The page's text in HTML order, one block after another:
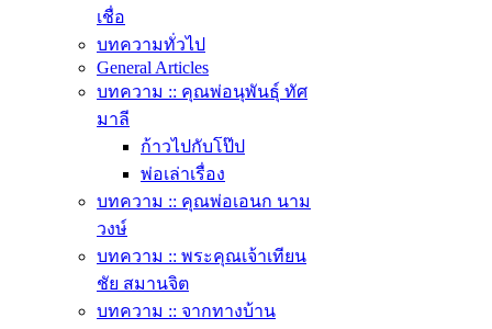
เชื่อ
บทความทั่วไป
General Articles
บทความ :: คุณพ่อนุพันธุ์ ทัศ
มาลี
ก้าวไปกับโป๊ป
พ่อเล่าเรื่อง
บทความ :: คุณพ่อเอนก นาม
วงษ์
บทความ :: พระคุณเจ้าเทียน
ชัย สมานจิต
บทความ :: จากทางบ้าน